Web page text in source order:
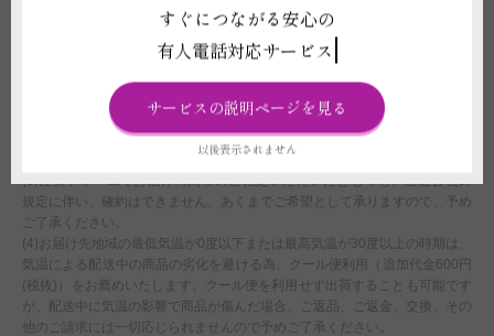
(1)北海道・沖縄へのお届けは別途1,000円（税別）の追加送料オプションの
付帯購入が必要になります。お買い物カート内ご注文情報入力ページの＜商
品付帯サービス＞にて、追加送料オプションのご購入をお願いいたします。
(2)平日15:00以降、土曜日12:00以降、及び営業時間外または休業日にいた
だいたご注文につきましては、翌営業日をもってご注文を承諾したものとさ
(3)注文フォームでお届け時間帯のご指定いただいたとしても、運送会社の
規定に伴い、確約はできません。あくまでご希望として承りますので、予め
ご了承ください。
(4)お届け先地域の最低気温が0度以下または最高気温が30度以上の時期は、
気温による配送中の商品の劣化を避ける為、クール便利用（追加代金600円
(税抜)）をお薦めいたします。クール便を利用せず出荷することも可能です
が、配送中に気温の影響で商品が傷んだ場合、ご返品、ご返金、交換、その
他のご請求には一切応じられませんので予めご了承ください。
すぐにつながる安心の
有人電話対応サービス
サービスの説明ページを見る
以後表示されません